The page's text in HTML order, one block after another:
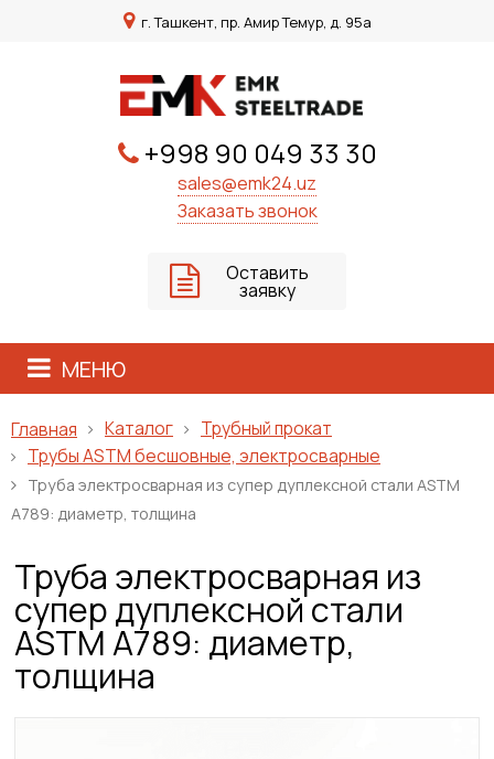
г. Ташкент, пр. Амир Темур, д. 95а
+998 90 049 33 30
sales@emk24.uz
Заказать звонок
Оставить
заявку
МЕНЮ
Главная Каталог
Трубный прокат
Трубы ASTM бесшовные, электросварные
Труба электросварная из супер дуплексной стали ASTM
A789: диаметр, толщина
Труба электросварная из
супер дуплексной стали
ASTM A789: диаметр,
толщина